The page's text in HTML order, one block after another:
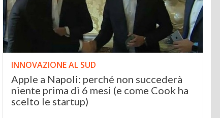
INNOVAZIONE AL SUD
Apple a Napoli: perché non succederà
niente prima di 6 mesi (e come Cook ha
scelto le startup)